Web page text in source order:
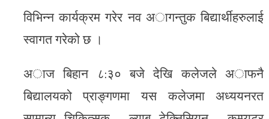
विभिन्न कार्यक्रम गरेर नव अागन्तुक बिद्यार्थीहरुलाई
स्वागत गरेको छ ।
अाज बिहान ८:३० बजे देखि कलेजले अाफनै
बिद्यालयको प्राङ्गणमा यस कलेजमा अध्ययनरत